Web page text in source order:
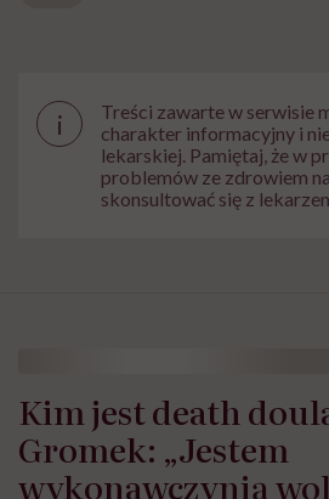
i
Treści zawarte w serwisie
charakter informacyjny i
lekarskiej. Pamiętaj, że w
problemów ze zdrowiem
skonsultować się z
Kim jest death
Gromek: „Jestem
wykonawczynią